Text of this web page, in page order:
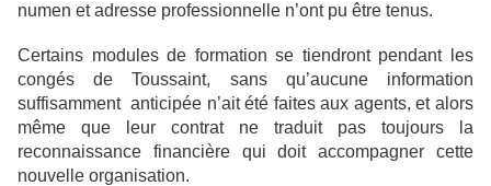
numen et adresse professionnelle n’ont pu être tenus.
Certains modules de formation se tiendront pendant les
congés de Toussaint, sans qu’aucune information
suffisamment anticipée n’ait été faites aux agents, et alors
même que leur contrat ne traduit pas toujours la
reconnaissance financière qui doit accompagner cette
nouvelle organisation.